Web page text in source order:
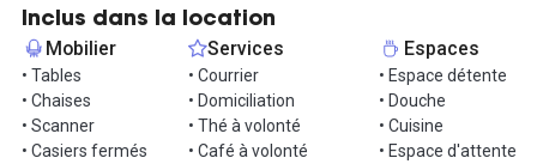
Informations complémentaires sur cet espace de
travail
La domiciliation à cette adresse de prestige est également
possible, en option.
Inclus dans la location
Mobilier
• Tables
• Chaises
• Scanner
• Casiers fermés
Services
• Courrier
• Domiciliation
• Thé à volonté
• Café à volonté
Espaces
• Espace détente
• Douche
• Cuisine
• Espace d'attente